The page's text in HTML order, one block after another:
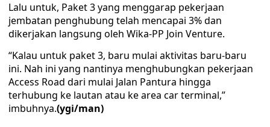
Lalu untuk, Paket 3 yang menggarap pekerjaan
jembatan penghubung telah mencapai 3% dan
dikerjakan langsung oleh Wika-PP Join Venture.
“Kalau untuk paket 3, baru mulai aktivitas baru-baru
ini. Nah ini yang nantinya menghubungkan pekerjaan
Access Road dari mulai Jalan Pantura hingga
terhubung ke lautan atau ke area car terminal,”
imbuhnya.(ygi/man)